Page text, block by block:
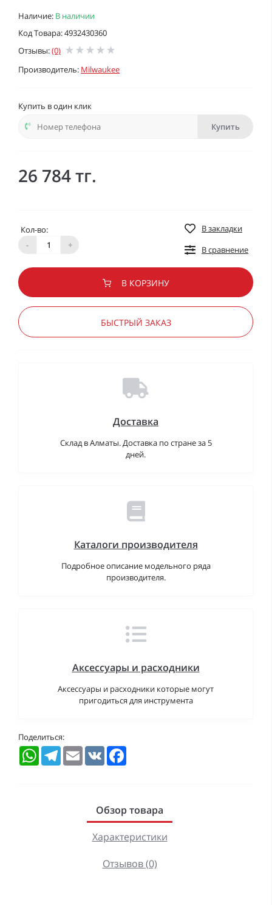
Наличие: В наличии
Код Товара: 4932430360
Отзывы:(0)
Производитель: Milwaukee
Купить в один клик
Купить
26 784 тг.
Кол-во:
-
+
В закладки
В сравнение
В КОРЗИНУ
БЫСТРЫЙ ЗАКАЗ
Доставка
Склад в Алматы. Доставка по стране за 5
дней.
Каталоги производителя
Подробное описание модельного ряда
производителя.
Аксессуары и расходники
Аксессуары и расходники которые могут
пригодиться для инструмента
Поделиться:
WhatsAppTelegramEmail VK
Обзор товара
Характеристики
Отзывов (0)